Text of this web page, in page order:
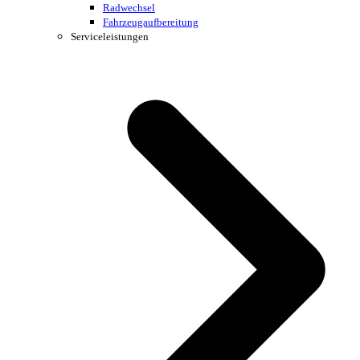
Radwechsel
Fahrzeugaufbereitung
Serviceleistungen